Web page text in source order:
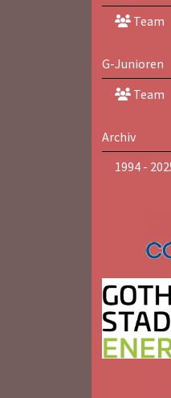
Team
G-Junioren
Team
Archiv
1994 -